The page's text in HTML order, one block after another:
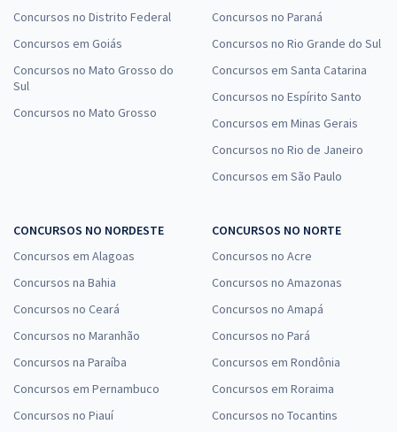
Concursos no Distrito Federal
Concursos em Goiás
Concursos no Mato Grosso do
Sul
Concursos no Mato Grosso
Concursos no Paraná
Concursos no Rio Grande do Sul
Concursos em Santa Catarina
Concursos no Espírito Santo
Concursos em Minas Gerais
Concursos no Rio de Janeiro
Concursos em São Paulo
CONCURSOS NO NORDESTE
Concursos em Alagoas
Concursos na Bahia
Concursos no Ceará
Concursos no Maranhão
Concursos na Paraíba
Concursos em Pernambuco
Concursos no Piauí
CONCURSOS NO NORTE
Concursos no Acre
Concursos no Amazonas
Concursos no Amapá
Concursos no Pará
Concursos em Rondônia
Concursos em Roraima
Concursos no Tocantins